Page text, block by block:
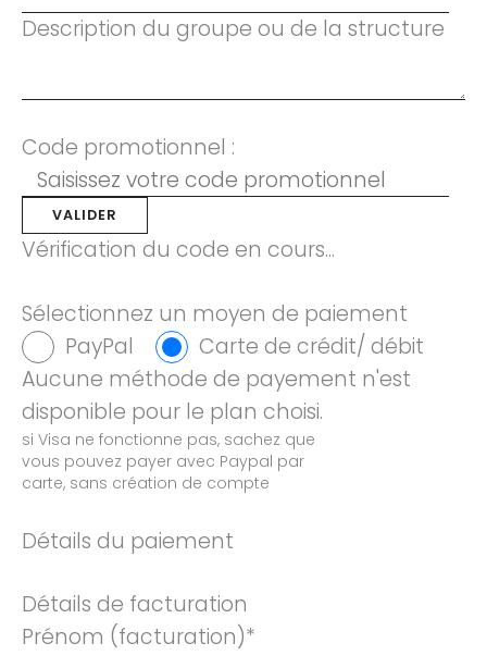
Description du groupe ou de la structure
Code promotionnel :
Vérification du code en cours...
Sélectionnez un moyen de paiement
PayPal
Carte de crédit/ débit
Aucune méthode de payement n'est
disponible pour le plan choisi.
Détails du paiement
Détails de facturation
Prénom (facturation)*